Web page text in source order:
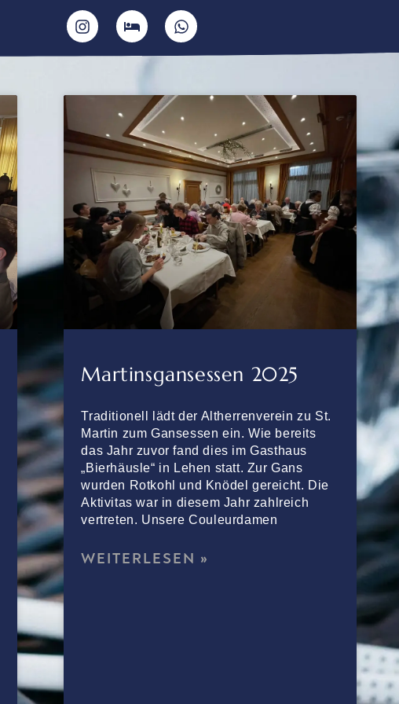
Martinsgansessen 2025
Traditionell lädt der Altherrenverein zu St.
Martin zum Gansessen ein. Wie bereits
das Jahr zuvor fand dies im Gasthaus
„Bierhäusle“ in Lehen statt. Zur Gans
wurden Rotkohl und Knödel gereicht. Die
Aktivitas war in diesem Jahr zahlreich
vertreten. Unsere Couleurdamen
WEITERLESEN »